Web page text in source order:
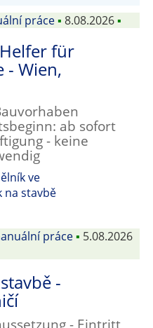
práce▪ 8.08.2026▪
für
- Wien,
ab sofort
- keine
ve
na stavbě
práce▪ 5.08.2026
-
- Eintritt